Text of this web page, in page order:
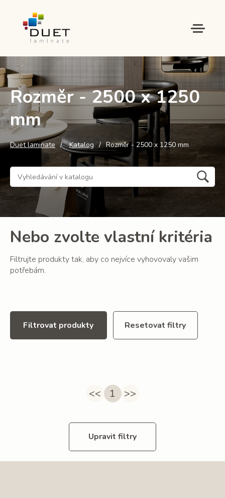
Rozměr - 2500 x 1250
mm
Duet laminate Katalog Rozměr - 2500 x 1250 mm
Nebo zvolte vlastní kritéria
Filtrujte produkty tak, aby co nejvíce vyhovovaly vašim
potřebám.
Filtrovat produkty Resetovat filtry
<< 1 >>
Upravit filtry